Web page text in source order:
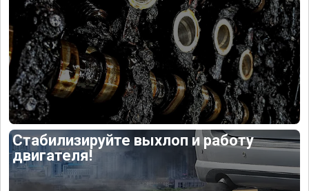
Стабилизируйте выхлоп и работу
двигателя!